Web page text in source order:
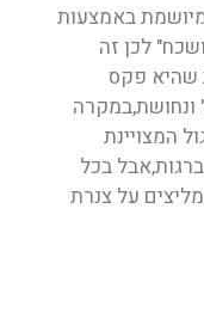
באמצעות
לכן זה
שהיא פקס
ונחושת,במקרה
המצויינת
בכל
על צנרת